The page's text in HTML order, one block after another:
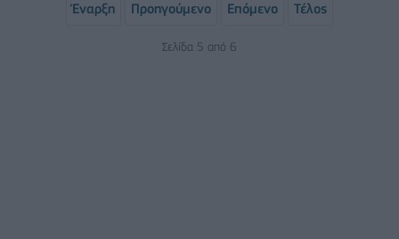
Έναρξη Προηγούμενο Επόμενο Τέλος
Σελίδα 5 από 6